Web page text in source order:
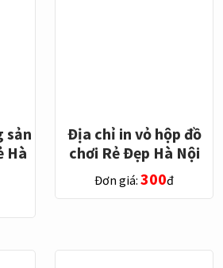
sản
Hà
Địa chỉ in vỏ hộp đồ
chơi Rẻ Đẹp Hà Nội
Đơn giá: 300đ